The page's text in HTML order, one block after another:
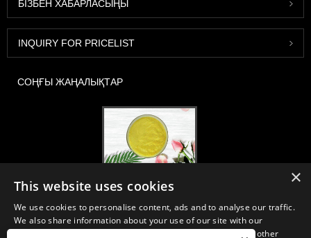
БІЗБЕН ХАБАРЛАСЫҢЫ
INQUIRY FOR PRICELIST
СОҢҒЫ ЖАҢАЛЫҚТАР
Біз Қытай, Жапония және Кореяда орналасқан, көптеген жылдық
тәжірибеміз бар және өте жақсы қалыптасқан, алғашқы өндіруші
×
This website uses cookies
We use cookies to personalise content, ads and to analyse our traffic.
We also share information about your use of our site with our
advertising and analytics partners who may combine it with other